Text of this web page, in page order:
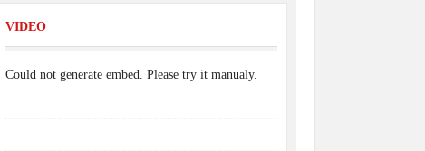
VIDEO
Could not generate embed. Please try it manualy.